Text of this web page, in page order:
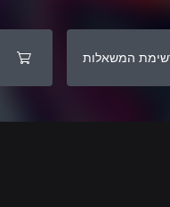
המשאלות